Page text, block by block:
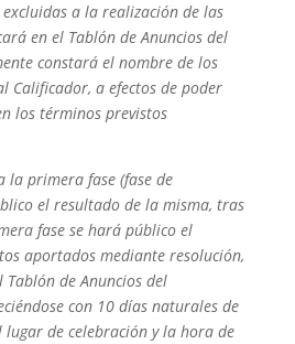
a la realización de las
en el Tablón de Anuncios del
constará el nombre de los
Calificador, a efectos de poder
los términos previstos
la primera fase (fase de
el resultado de la misma, tras
fase se hará público el
aportados mediante resolución,
de Anuncios del
con 10 días naturales de
lugar de celebración y la hora de